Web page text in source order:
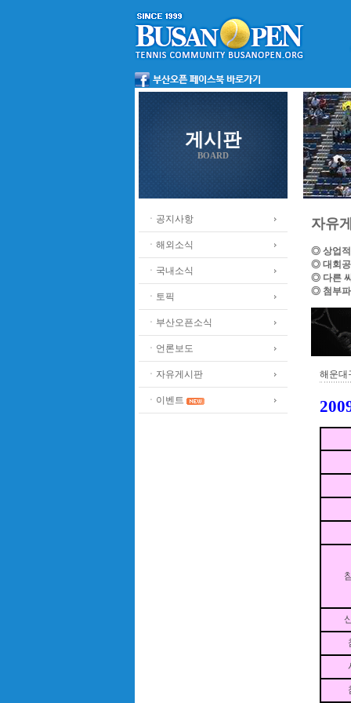
게시판
BOARD
ㆍ공지사항
ㆍ해외소식
ㆍ국내소식
ㆍ토픽
ㆍ부산오픈소식
ㆍ언론보도
ㆍ자유게시판
ㆍ이벤트
자유
◎ 상업적
◎ 대회공
◎ 다른
◎ 첨부파
해운대